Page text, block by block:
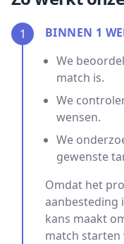
1
BINNEN 1
We
match is.
We
wensen.
We
gewenste
Omdat het
aanbesteding
kans maakt
match